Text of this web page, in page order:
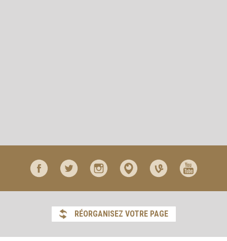
RÉORGANISEZ VOTRE PAGE